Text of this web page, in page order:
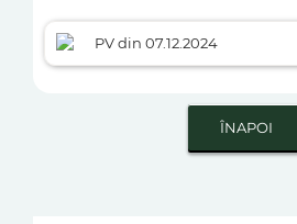
PV din 07.12.2024